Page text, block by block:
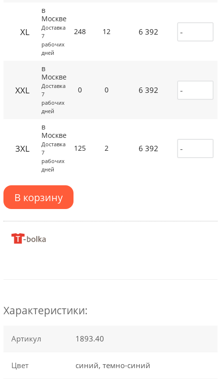
XL
в
Москве
Доставка
7
рабочих
дней
248 12 6 392
XXL
в
Москве
Доставка
7
рабочих
дней
0 0 6 392
3XL
в
Москве
Доставка
7
рабочих
дней
125 2 6 392
В корзину
Характеристики:
Артикул 1893.40
Цвет синий, темно-синий